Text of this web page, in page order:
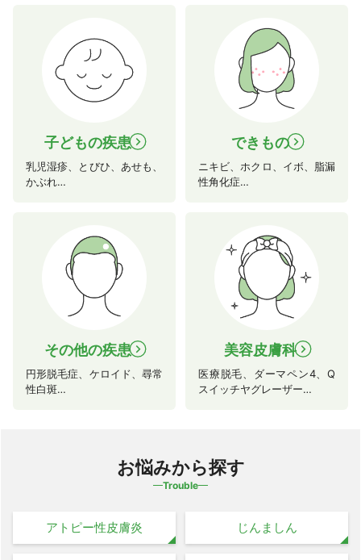
子どもの疾患navigate_next
乳児湿疹、とびひ、あせも、
かぶれ…
できものnavigate_next
ニキビ、ホクロ、イボ、脂漏
性角化症…
その他の疾患navigate_next
円形脱毛症、ケロイド、尋常
性白斑…
美容皮膚科navigate_next
医療脱毛、ダーマペン4、Q
スイッチヤグレーザー…
お悩みから探す
Trouble
アトピー性皮膚炎 じんましん